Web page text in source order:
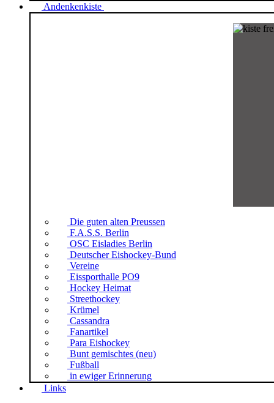
Andenkenkiste
Die guten alten Preussen
F.A.S.S. Berlin
OSC Eisladies Berlin
Deutscher Eishockey-Bund
Vereine
Eissporthalle PO9
Hockey Heimat
Streethockey
Krümel
Cassandra
Fanartikel
Para Eishockey
Bunt gemischtes (neu)
Fußball
in ewiger Erinnerung
Links